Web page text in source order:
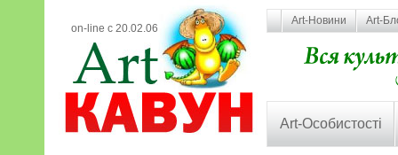
on-line с 20.02.06
Art-Новини Art-
Art-Особистості